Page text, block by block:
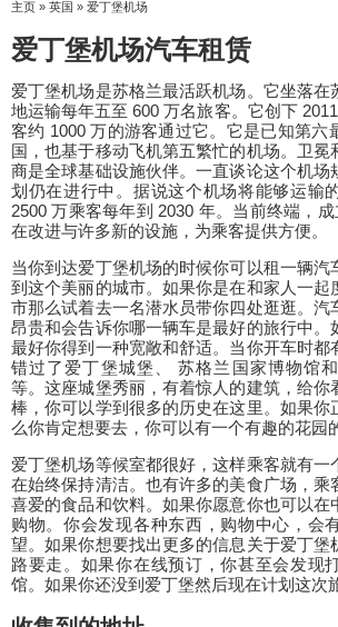
主页 » 英国 » 爱丁堡机场
爱丁堡机场汽车租赁
爱丁堡机场是苏格兰最活跃机场。它坐落在
地运输每年五至 600 万名旅客。它创下
客约 1000 万的游客通过它。它是已知第六
国，也基于移动飞机第五繁忙的机场。卫冕
商是全球基础设施伙伴。一直谈论这个机场
划仍在进行中。据说这个机场将能够运输
2500 万乘客每年到 2030 年。当前终端，
在改进与许多新的设施，为乘客提供方便。
当你到达爱丁堡机场的时候你可以租一辆汽
到这个美丽的城市。如果你是在和家人一起
市那么试着去一名潜水员带你四处逛逛。汽
昂贵和会告诉你哪一辆车是最好的旅行中。
最好你得到一种宽敞和舒适。当你开车时都
错过了爱丁堡城堡、 苏格兰国家博物馆
等。这座城堡秀丽，有着惊人的建筑，给你
棒，你可以学到很多的历史在这里。如果你
么你肯定想要去，你可以有一个有趣的花园
爱丁堡机场等候室都很好，这样乘客就有一
在始终保持清洁。也有许多的美食广场，乘
喜爱的食品和饮料。如果你愿意你也可以在
购物。你会发现各种东西，购物中心，会
望。如果你想要找出更多的信息关于爱丁堡
路要走。如果你在线预订，你甚至会发现
馆。如果你还没到爱丁堡然后现在计划这次